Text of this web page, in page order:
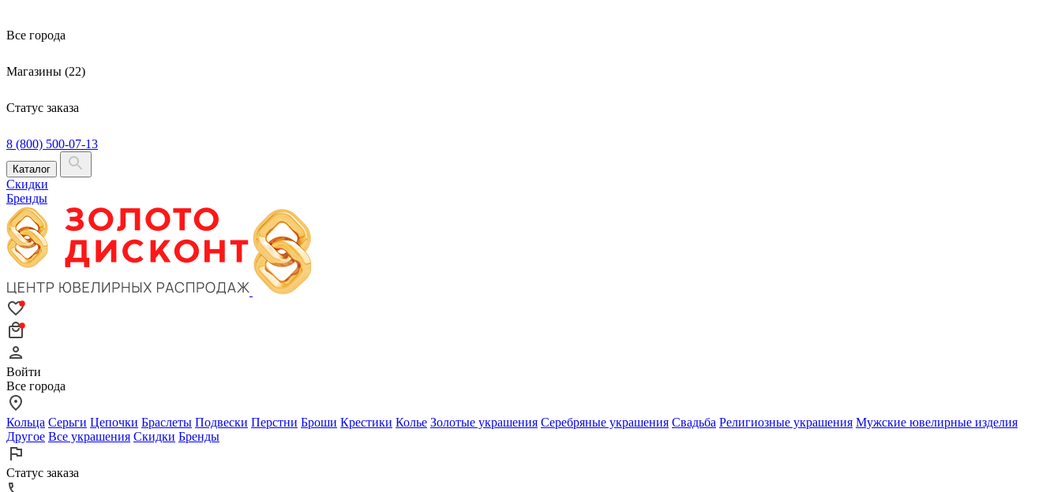
Все города
Магазины (22)
Статус заказа
8 (800) 500-07-13
Каталог
Скидки
Бренды
Войти
Все города
Кольца Серьги Цепочки Браслеты Подвески Перстни Броши Крестики Колье Золотые украшения Серебряные украшения Свадьба Религиозные украшения Мужские ювелирные изделия
Другое Все украшения Скидки Бренды
Статус заказа